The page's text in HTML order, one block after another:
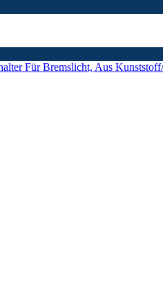
Für Bremslicht, Aus